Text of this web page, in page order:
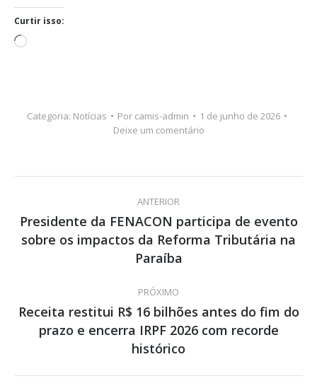
Curtir isso:
Carregando...
Categoria: Notícias Por camis-admin
1 de junho de 2026
Deixe um comentário
Navegação
de
post:
ANTERIOR
Post
anterior:
Presidente da FENACON participa de evento
sobre os impactos da Reforma Tributária na
Paraíba
PRÓXIMO
Próximo
post:
Receita restitui R$ 16 bilhões antes do fim do
prazo e encerra IRPF 2026 com recorde
histórico